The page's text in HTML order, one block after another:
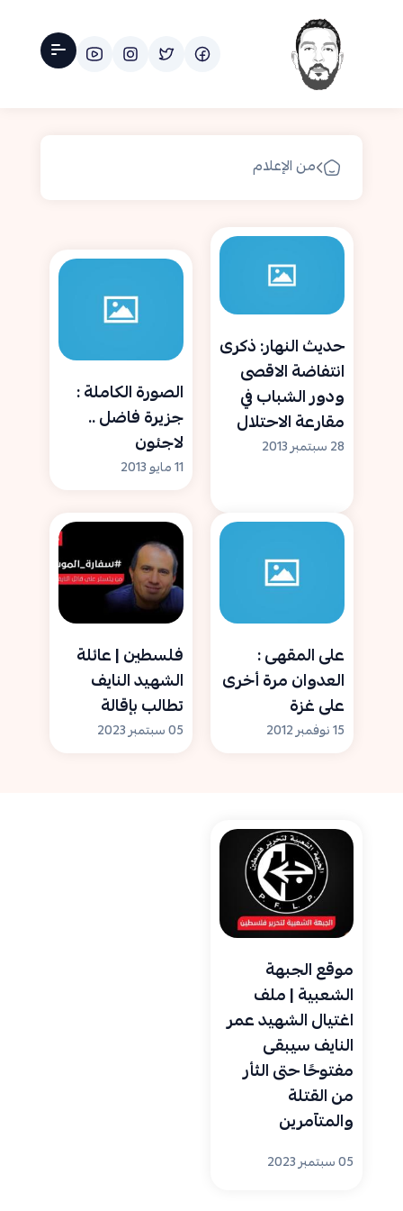
من الإعلام
حديث النهار: ذكرى
انتفاضة الاقصى
ودور الشباب في
مقارعة الاحتلال
28 سبتمبر 2013
الصورة الكاملة :
جزيرة فاضل ..
لاجئون
فلسطينيون
11 مايو 2013
على المقهى :
العدوان مرة أخرى
على غزة
والسيناريوهات
15 نوفمبر 2012
فلسطين | عائلة
الشهيد النايف
تطالب بإقالة
السفير في بلغاريا
05 سبتمبر 2023
موقع الجبهة
الشعبية | ملف
اغتيال الشهيد عمر
النايف سيبقى
مفتوحًا حتى الثأر
من القتلة
والمتآمرين
05 سبتمبر 2023